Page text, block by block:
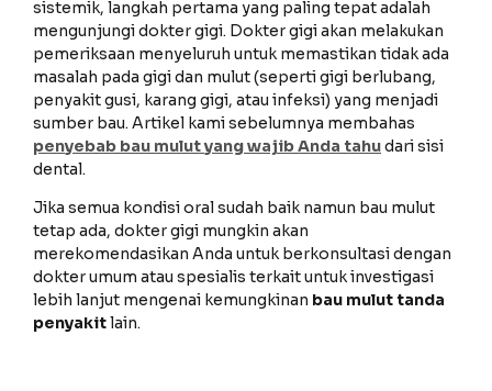
sistemik, langkah pertama yang paling tepat adalah
mengunjungi dokter gigi. Dokter gigi akan melakukan
pemeriksaan menyeluruh untuk memastikan tidak ada
masalah pada gigi dan mulut (seperti gigi berlubang,
penyakit gusi, karang gigi, atau infeksi) yang menjadi
sumber bau. Artikel kami sebelumnya membahas
penyebab bau mulut yang wajib Anda tahudari sisi
dental.
Jika semua kondisi oral sudah baik namun bau mulut
tetap ada, dokter gigi mungkin akan
merekomendasikan Anda untuk berkonsultasi dengan
dokter umum atau spesialis terkait untuk investigasi
lebih lanjut mengenai kemungkinan bau mulut tanda
penyakitlain.